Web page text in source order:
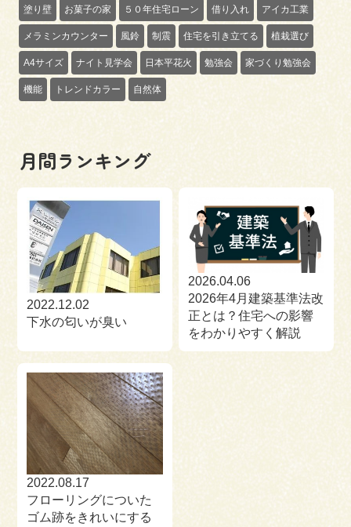
塗り壁 お菓子の家 ５０年住宅ローン 借り入れ アイカ工業
メラミンカウンター 風鈴 制震 住宅を引き立てる 植栽選び
A4サイズ ナイト見学会 日本平花火 勉強会 家づくり勉強会
機能 トレンドカラー 自然体
月間ランキング
2022.12.02
下水の匂いが臭い
2026.04.06
2026年4月建築基準法改
正とは？住宅への影響
をわかりやすく解説
2022.08.17
フローリングについた
ゴム跡をきれいにする